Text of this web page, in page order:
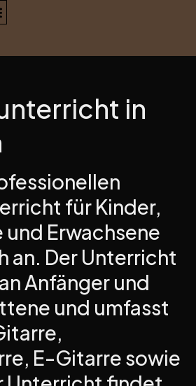
in
für Kinder,
Erwachsene
an. Der Unterricht
Anfänger und
und umfasst
E-Gitarre sowie